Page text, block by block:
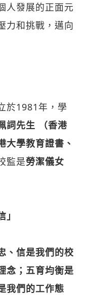
人發展的正面元
力和挑戰，邁向
於1981年，學
詞先生 （香港
大學教育證書、
監是勞潔儀女
、信是我們的校
念；五育均衡是
我們的工作態